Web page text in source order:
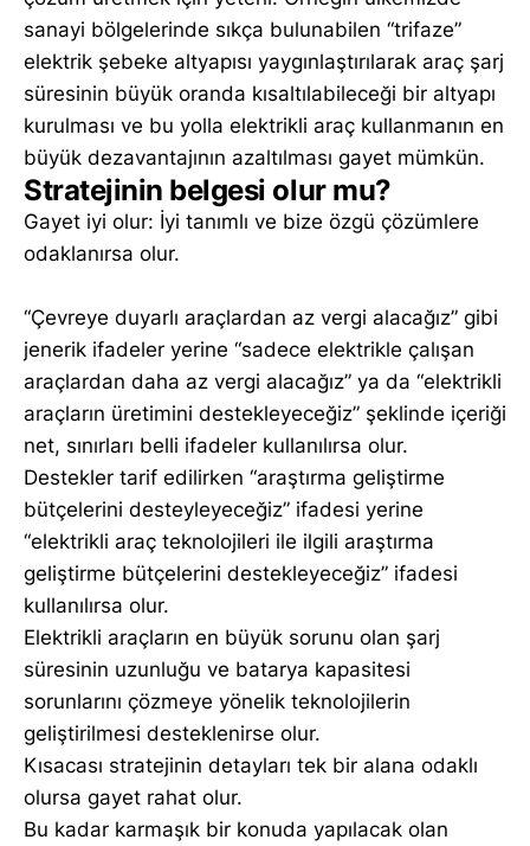
sanayi bölgelerinde sıkça bulunabilen “trifaze”
elektrik şebeke altyapısı yaygınlaştırılarak araç şarj
süresinin büyük oranda kısaltılabileceği bir altyapı
kurulması ve bu yolla elektrikli araç kullanmanın en
büyük dezavantajının azaltılması gayet mümkün.
Stratejinin belgesi olur mu?
Gayet iyi olur: İyi tanımlı ve bize özgü çözümlere
odaklanırsa olur.
“Çevreye duyarlı araçlardan az vergi alacağız” gibi
jenerik ifadeler yerine “sadece elektrikle çalışan
araçlardan daha az vergi alacağız” ya da “elektrikli
araçların üretimini destekleyeceğiz” şeklinde içeriği
net, sınırları belli ifadeler kullanılırsa olur.
Destekler tarif edilirken “araştırma geliştirme
bütçelerini desteyleyeceğiz” ifadesi yerine
“elektrikli araç teknolojileri ile ilgili araştırma
geliştirme bütçelerini destekleyeceğiz” ifadesi
kullanılırsa olur.
Elektrikli araçların en büyük sorunu olan şarj
süresinin uzunluğu ve batarya kapasitesi
sorunlarını çözmeye yönelik teknolojilerin
geliştirilmesi desteklenirse olur.
Kısacası stratejinin detayları tek bir alana odaklı
olursa gayet rahat olur.
Bu kadar karmaşık bir konuda yapılacak olan